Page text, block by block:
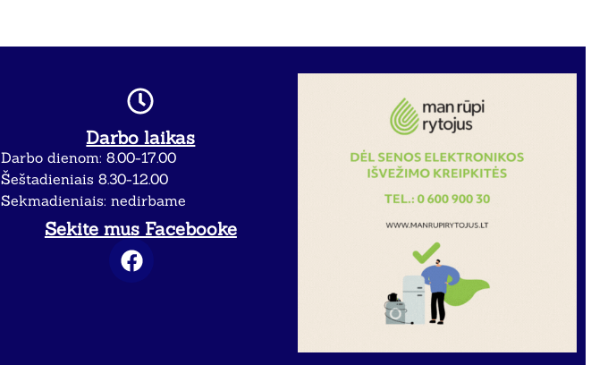
Darbo laikas
Darbo dienom: 8.00-17.00
Šeštadieniais 8.30-12.00
Sekmadieniais: nedirbame
Sekite mus Facebooke